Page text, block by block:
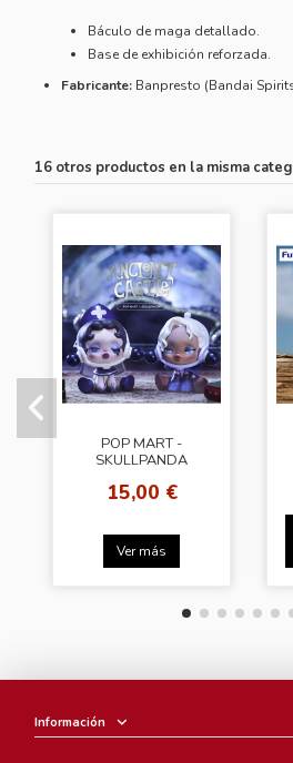
Báculo de maga detallado.
Base de exhibición reforzada.
Fabricante: Banpresto (Bandai
16 otros productos en la misma
POP MART -
SKULLPANDA
15,00 €
Ver más
Información